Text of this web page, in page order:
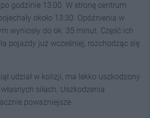
godzinie 13:00. W stronę centrum
około 13:30. Opóźnienia w
wyniosły do ok. 35 minut. Część ich
pojazdy już wcześniej, rozchodząc się
udział w kolizji, ma lekko uszkodzony
siłach. Uszkodzenia
poważniejsze.